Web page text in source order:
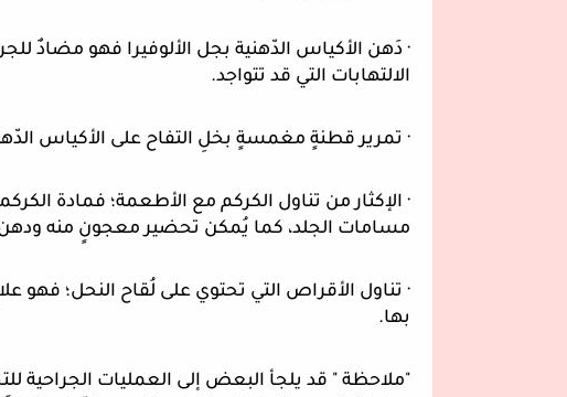
الالتهابات التي قد تتواجد.
· تمرير قطنةٍ مغمسةٍ بخلِ التفاح على الأكياس
مسامات الجلد، كما يُمكن تحضير معجونٍ منه ودهن
بها.